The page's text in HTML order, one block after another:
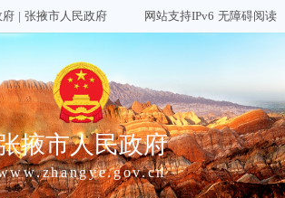
府 | 张掖市人民政府 网站支持IPv6 无障碍阅读
掖市人民政府